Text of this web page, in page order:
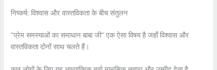
निष्कर्ष: विश्वास और वास्तविकता के बीच संतुलन
“प्रेम समस्याओं का समाधान बाबा जी” एक ऐसा विषय है जहाँ विश्वास और
वास्तविकता दोनों साथ चलते हैं।